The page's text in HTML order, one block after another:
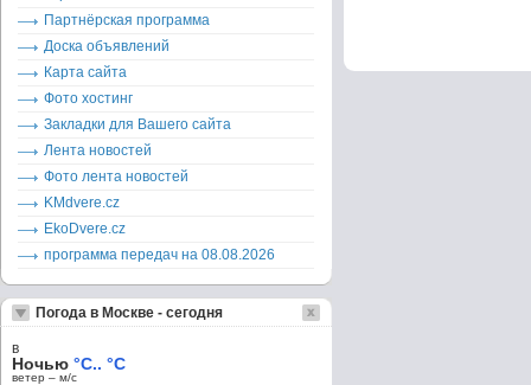
Партнёрская программа
Доска объявлений
Карта сайта
Фото хостинг
Закладки для Вашего сайта
Лента новостей
Фото лента новостей
KMdvere.cz
EkoDvere.cz
программа передач на 08.08.2026
Погода в Москве - сегодня
в
Ночью °C.. °C
ветер – м/c